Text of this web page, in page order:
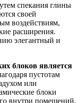
спекания глины
своей
воздействиям,
расширения.
элегантный и
блоков является
пустотам
или
блоки
внутри помещений.